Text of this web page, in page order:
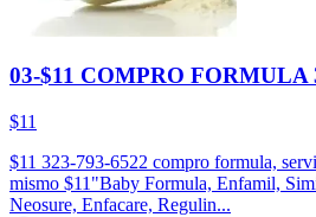
03-$11 COMPRO FORMULA
$11
$11 323-793-6522 compro formula,
mismo $11"Baby Formula, Enfamil,
Neosure, Enfacare, Regulin...